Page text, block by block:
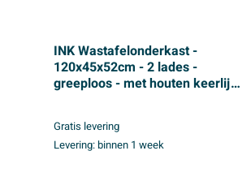
INK Wastafelonderkast -
120x45x52cm - 2 lades -
greeploos - met houten keerlijst
Gratis levering
Levering:binnen 1 week